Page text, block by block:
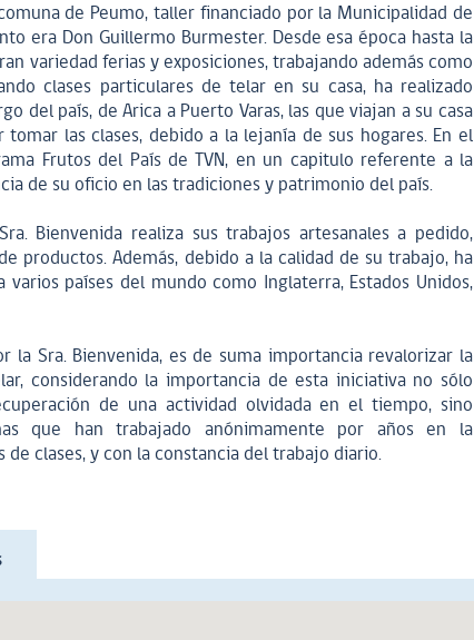
de Peumo, taller financiado por la Municipalidad de
era Don Guillermo Burmester. Desde esa época hasta la
variedad ferias y exposiciones, trabajando además como
clases particulares de telar en su casa, ha realizado
del país, de Arica a Puerto Varas, las que viajan a su casa
tomar las clases, debido a la lejanía de sus hogares. En el
Frutos del País de TVN, en un capitulo referente a la
de su oficio en las tradiciones y patrimonio del país.
Bienvenida realiza sus trabajos artesanales a pedido,
productos. Además, debido a la calidad de su trabajo, ha
países del mundo como Inglaterra, Estados Unidos,
la Sra. Bienvenida, es de suma importancia revalorizar la
considerando la importancia de esta iniciativa no sólo
de una actividad olvidada en el tiempo, sino
que han trabajado anónimamente por años en la
clases, y con la constancia del trabajo diario.